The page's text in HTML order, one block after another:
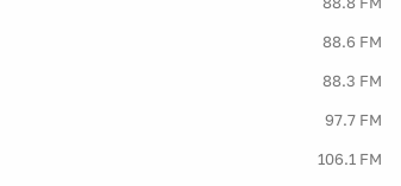
88.6 FM
88.3 FM
97.7 FM
106.1 FM